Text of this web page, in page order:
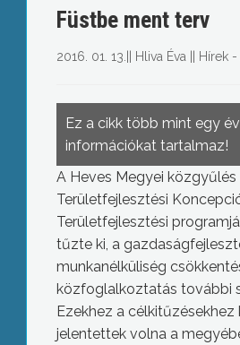
Füstbe ment terv
2016. 01. 13. Hliva Éva Hírek -
Ez a cikk több mint egy
információkat tartalmaz!
A Heves Megyei
Területfejlesztési
Területfejlesztési
tűzte ki, a
munkanélküliség
közfoglalkoztatás további
Ezekhez a
jelentettek volna a